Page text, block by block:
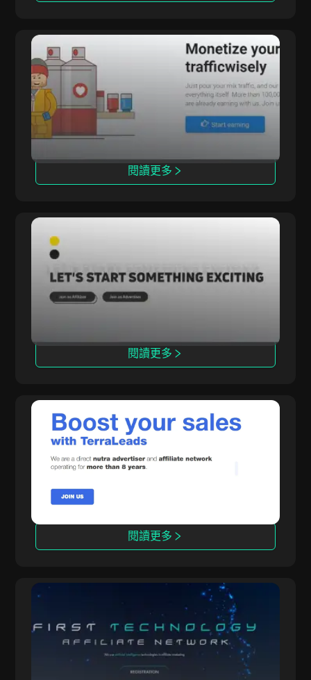
LosPollos
LosPollos 通過自動化的 Smartlink 變現方案幫助
聯盟夥伴提升轉化率。
閱讀更多
Rainmaker 提供高轉化率的獨家多領域推廣活
動，專注於內部iGaming解決方案。
閱讀更多
TerraLeads
TerraLeads 是一家經營8年的直接營養品
（Nutra）廣告商和CPA網絡，提供超過3000個
推廣項目，覆蓋100多個國家，擁有5萬名聯盟夥
閱讀更多
OpenAFF 通過AI提升流量轉化率，提供CPA、
CPL和CRG交易，支持覆蓋100多個國家的推廣活